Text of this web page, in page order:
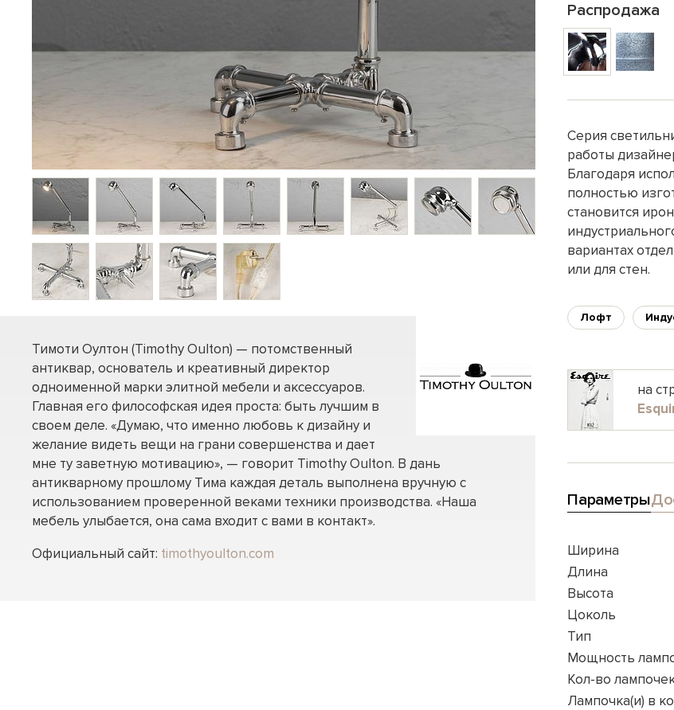
Тимоти Оултон (Timothy Oulton) — потомственный
антиквар, основатель и креативный директор
одноименной марки элитной мебели и аксессуаров.
Главная его философская идея проста: быть лучшим в
своем деле. «Думаю, что именно любовь к дизайну и
желание видеть вещи на грани совершенства и дает
мне ту заветную мотивацию», — говорит Timothy Oulton. В дань
антикварному прошлому Тима каждая деталь выполнена вручную с
использованием проверенной веками техники производства. «Наша
мебель улыбается, она сама входит с вами в контакт».
Официальный сайт: timothyoulton.com
Распродажа
Серия
работы
Благодаря
полностью
становится
вариантах
или для стен.
Лофт
на
Параметры
Ширина
Длина
Высота
Цоколь
Тип
Мощность
Кол-во
Лампочка(и) в